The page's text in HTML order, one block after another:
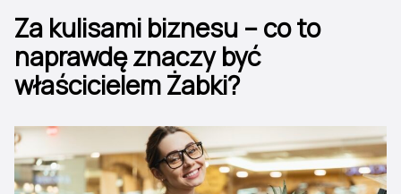
Za kulisami biznesu – co to
naprawdę znaczy być
właścicielem Żabki?